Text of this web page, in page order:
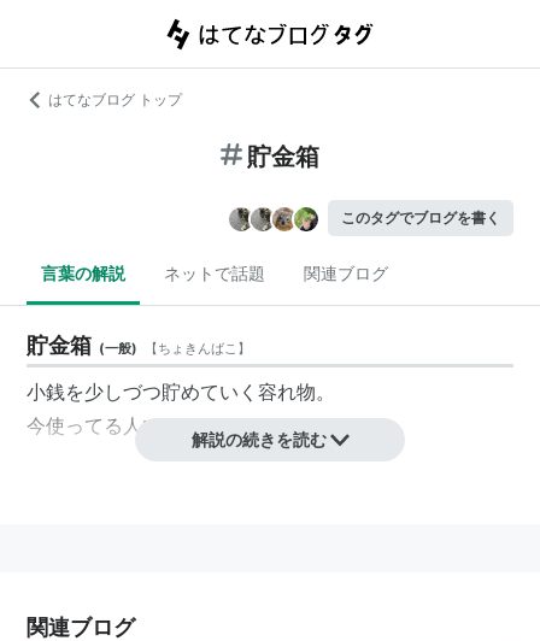
はてなブログ トップ
貯金箱
このタグでブログを書く
言葉の解説 ネットで話題 関連ブログ
貯金箱 (一般) 【ちょきんばこ 】
小銭を少しづつ貯めていく容れ物。
今使ってる人いる？
解説の続きを読む
関連ブログ